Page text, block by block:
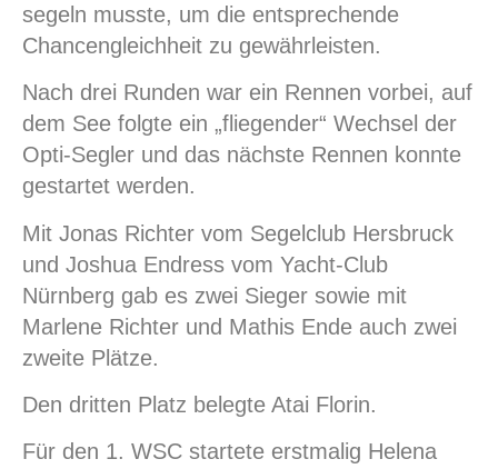
segeln musste, um die entsprechende
Chancengleichheit zu gewährleisten.
Nach drei Runden war ein Rennen vorbei, auf
dem See folgte ein „fliegender“ Wechsel der
Opti-Segler und das nächste Rennen konnte
gestartet werden.
Mit Jonas Richter vom Segelclub Hersbruck
und Joshua Endress vom Yacht-Club
Nürnberg gab es zwei Sieger sowie mit
Marlene Richter und Mathis Ende auch zwei
zweite Plätze.
Den dritten Platz belegte Atai Florin.
Für den 1. WSC startete erstmalig Helena